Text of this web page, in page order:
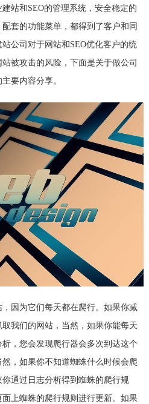
站和SEO的管理系统，安全稳定的
套的功能菜单，都得到了客户和同
公司对于网站和SEO优化客户的统
被攻击的风险，下面是关于做公司
要内容分享。
因为它们每天都在爬行。如果你减
我们的网站，当然，如果你能每天
，您会发现爬行器会多次到达这个
，如果你不知道蜘蛛什么时候会爬
通过日志分析得到蜘蛛的爬行规
上蜘蛛的爬行规则进行更新。如果